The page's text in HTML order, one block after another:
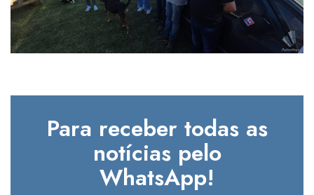
Para receber todas as
notícias pelo
WhatsApp!